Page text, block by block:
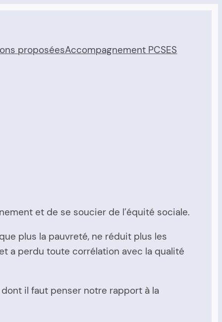
proposéesAccompagnement PCSES
et de se soucier de l’équité sociale.
plus la pauvreté, ne réduit plus les
a perdu toute corrélation avec la qualité
il faut penser notre rapport à la